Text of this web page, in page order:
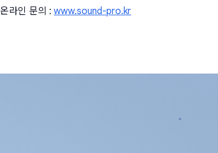
온라인 문의 : www.sound-pro.kr